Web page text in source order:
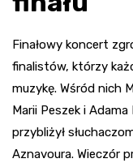
Finałowy koncert
finalistów, którzy
muzykę. Wśród nich
Marii Peszek i
przybliżył
Aznavoura. Wieczór